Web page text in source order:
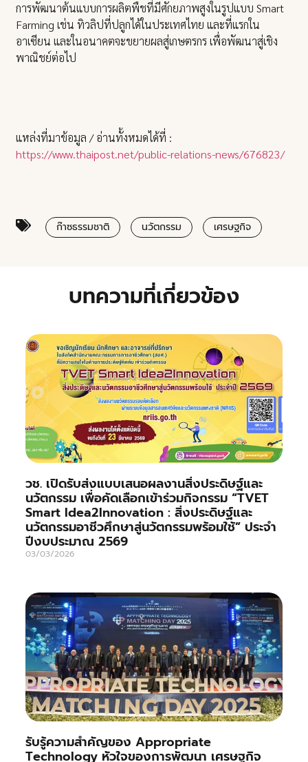
การพัฒนาต้นแบบการผลิตพืชที่มีศักยภาพสูงในรูปแบบ Smart
Farming เช่น ทิวลิปที่ปลูกได้ในประเทศไทย และที่แรกใน
อาเซียน และในอนาคตจะขยายผลสู่เกษตรกร เพื่อพัฒนาสู่เชิง
พาณิชย์ต่อไป
แหล่งที่มาข้อมูล / อ่านทั้งหมดได้ที่ :
https://www.thaipost.net/public-relations-news/676823/
ก๊าซธรรมชาติ นวัตกรรม เศรษฐกิจ
บทความที่เกี่ยวข้อง
วช. เปิดรับส่งแบบเสนอผลงานสิ่งประดิษฐ์และ
นวัตกรรม เพื่อคัดเลือกเข้าร่วมกิจกรรม “TVET
Smart Idea2Innovation : สิ่งประดิษฐ์และ
นวัตกรรมอาชีวศึกษาสู่นวัตกรรมพร้อมใช้” ประจำ
ปีงบประมาณ 2569
03/03/2026
รับรู้ความสำคัญของ Appropriate
Technology หัวใจของการพัฒนา เศรษฐกิจ